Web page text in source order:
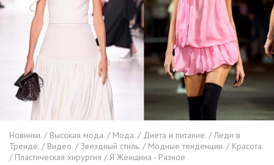
Новинки. / Высокая мода. / Мода. / Диета и питание. / Леди в
Тренде. / Видео. / Звездный стиль. / Модные тенденции. / Красота.
/ Пластическая хирургия / Я Женщина - Разное